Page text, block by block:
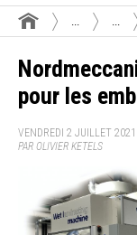
pour les
VENDREDI 2 JUILLET
PAR OLIVIER KETELS